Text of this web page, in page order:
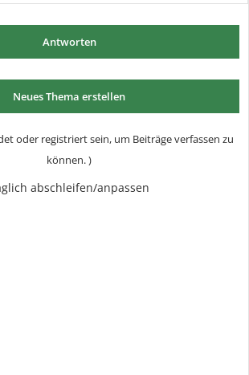
Antworten
Neues Thema erstellen
oder registriert sein, um Beiträge verfassen zu
können. )
abschleifen/anpassen